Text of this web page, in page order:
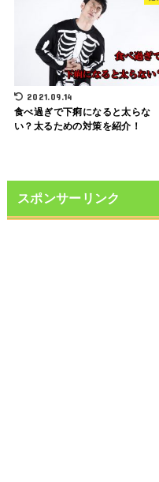
2021.09.14
食べ過ぎで下痢になると太らな
い？太るための対策を紹介！
スポンサーリンク